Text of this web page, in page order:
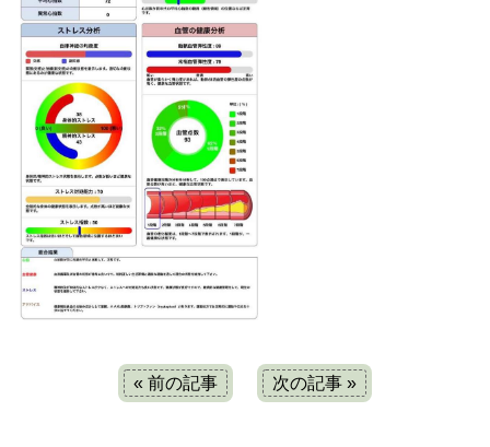
« 前の記事 次の記事 »